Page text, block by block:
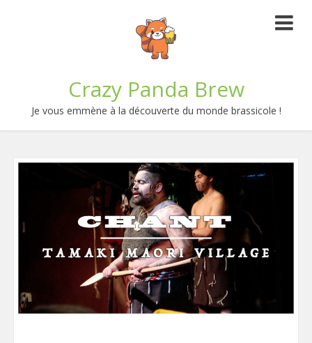
Crazy Panda Brew
Je vous emmène à la découverte du monde brassicole !